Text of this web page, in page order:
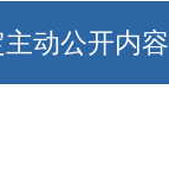
动公开内容